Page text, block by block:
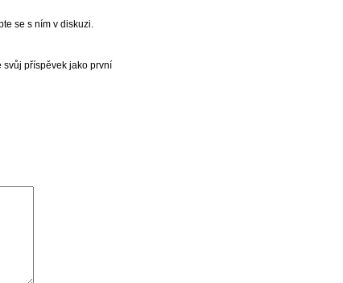
se s ním v diskuzi.
svůj příspěvek jako první